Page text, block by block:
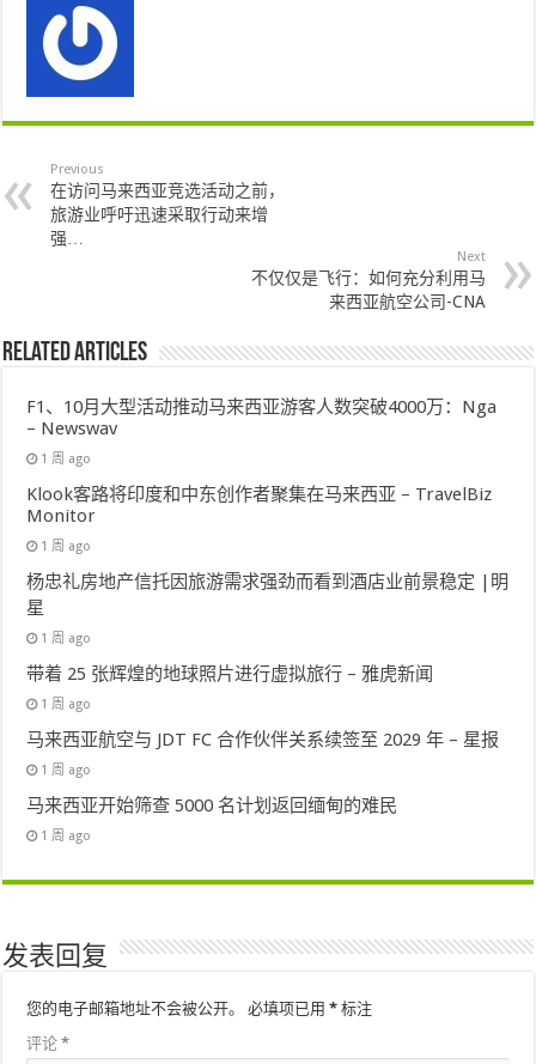
Previous
在访问马来西亚竞选活动之前，
旅游业呼吁迅速采取行动来增
强…
Next
不仅仅是飞行：如何充分利用马
来西亚航空公司-CNA
Related Articles
F1、10月大型活动推动马来西亚游客人数突破4000万：Nga
– Newswav
1 周 ago
Klook客路将印度和中东创作者聚集在马来西亚 – TravelBiz
Monitor
1 周 ago
杨忠礼房地产信托因旅游需求强劲而看到酒店业前景稳定 |明
星
1 周 ago
带着 25 张辉煌的地球照片进行虚拟旅行 – 雅虎新闻
1 周 ago
马来西亚航空与 JDT FC 合作伙伴关系续签至 2029 年 – 星报
1 周 ago
马来西亚开始筛查 5000 名计划返回缅甸的难民
1 周 ago
发表回复
您的电子邮箱地址不会被公开。 必填项已用* 标注
评论*